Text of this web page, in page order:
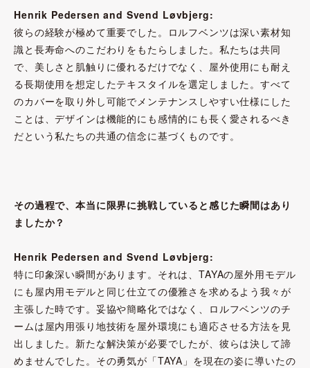
Henrik Pedersen and Svend Løvbjerg:
彼らの経験が極めて重要でした。ロルフベンツは深い素材知
識と長寿命へのこだわりをもたらしました。私たちは共同
で、美しさと肌触りに優れるだけでなく、屋外使用にも耐え
る長期使用を想定したテキスタイルを選定しました。すべて
のカバーを取り外し可能でメンテナンスしやすい仕様にした
ことは、デザインは機能的にも感情的にも長く愛されるべき
だという私たちの共通の信念に基づくものです。
その過程で、本当に限界に挑戦していると感じた瞬間はあり
ましたか？
Henrik Pedersen and Svend Løvbjerg:
特に印象深い瞬間があります。それは、TAYAの屋外用モデル
にも屋内用モデルと同じ仕立ての優雅さを求めるよう我々が
主張した時です。妥協や簡略化ではなく、ロルフベンツのチ
ームは屋内用張り地技術を屋外環境にも適応させる方法を見
出しました。新たな解決策が必要でしたが、彼らは決して諦
めませんでした。その勇気が「TAYA」を現在の姿に導いたの